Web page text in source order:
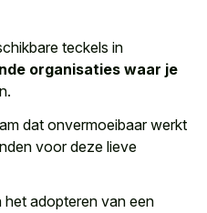
teckels in
organisaties waar je
dat onvermoeibaar werkt
voor deze lieve
het adopteren van een